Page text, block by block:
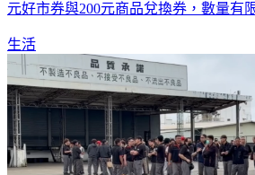
元好市券與200元商品兌換券，數量有
生活